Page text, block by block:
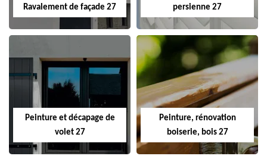
Ravalement de façade 27
persienne 27
Peinture et décapage de
volet 27
Peinture, rénovation
boiserie, bois 27